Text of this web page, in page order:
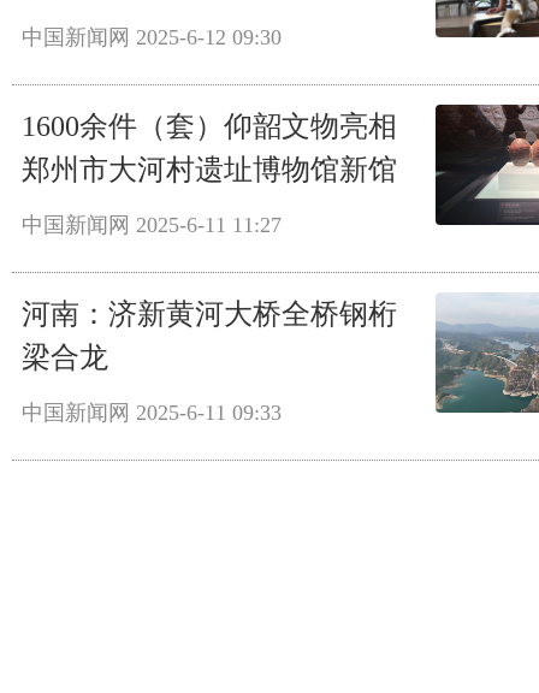
中国新闻网 2025-6-12 09:30
1600余件（套）仰韶文物亮相
郑州市大河村遗址博物馆新馆
中国新闻网 2025-6-11 11:27
河南：济新黄河大桥全桥钢桁
梁合龙
中国新闻网 2025-6-11 09:33